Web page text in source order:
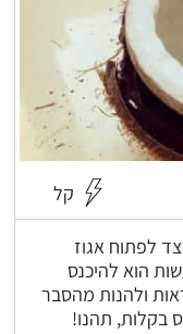
קל
לפתוח אגוז
הוא להיכנס
ולהנות מהסבר
בקלות, תהנו!